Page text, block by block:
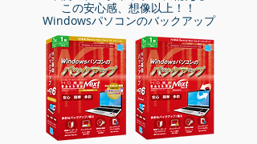
この安心感、想像以上！！
​Windowsパソコンのバックアップ